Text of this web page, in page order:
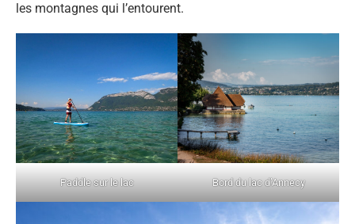
les montagnes qui l’entourent.
Paddle sur le lac Bord du lac d’Annecy